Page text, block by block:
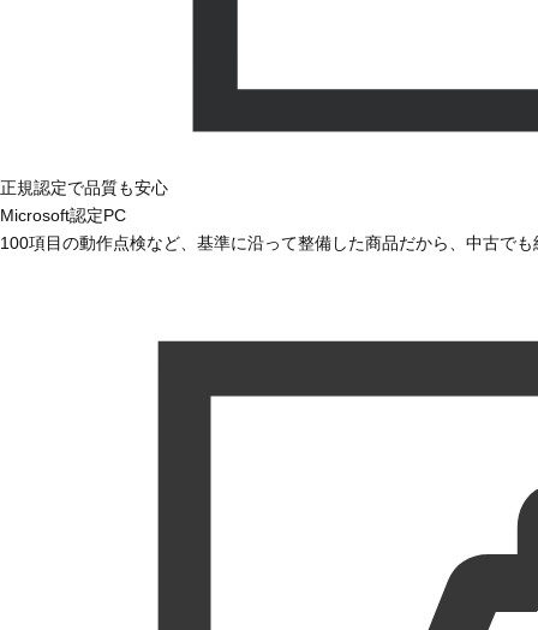
正規認定で品質も安心
Microsoft認定PC
100項目の動作点検など、基準に沿って整備した商品だから、中古で